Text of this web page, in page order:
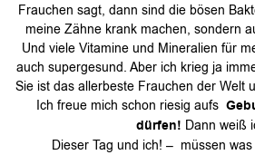
Frauchen sagt, dann sind die bösen
meine Zähne krank machen, sondern
Und viele Vitamine und Mineralien für
auch supergesund. Aber ich krieg ja
Sie ist das allerbeste Frauchen der Welt
Ich freue mich schon riesig aufs
dürfen! Dann weiß
Dieser Tag und ich! – müssen